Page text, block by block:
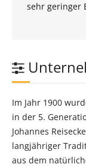
sehr geringer
Im Jahr 1900
in der 5.
Johannes
langjähriger
aus dem